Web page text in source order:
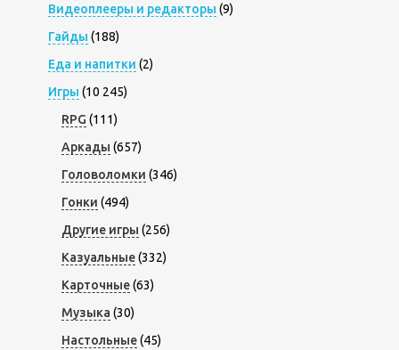
Видеоплееры и редакторы (9)
Гайды (188)
Еда и напитки (2)
Игры (10 245)
RPG (111)
Аркады (657)
Головоломки (346)
Гонки (494)
Другие игры (256)
Казуальные(332)
Карточные(63)
Музыка (30)
Настольные(45)